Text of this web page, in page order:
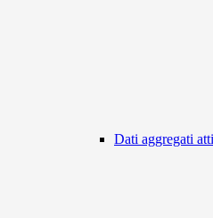
Dati aggregati